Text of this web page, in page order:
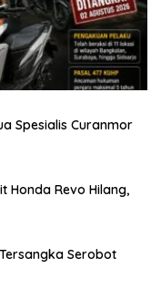
Spesialis Curanmor
Honda Revo Hilang,
Serobot